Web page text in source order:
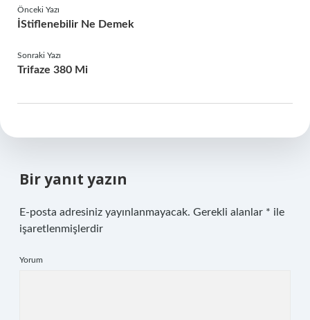
Önceki Yazı
İStiflenebilir Ne Demek
Sonraki Yazı
Trifaze 380 Mi
Bir yanıt yazın
E-posta adresiniz yayınlanmayacak. Gerekli alanlar * ile
işaretlenmişlerdir
Yorum